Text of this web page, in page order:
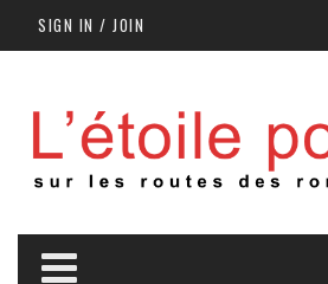
SIGN IN / JOIN